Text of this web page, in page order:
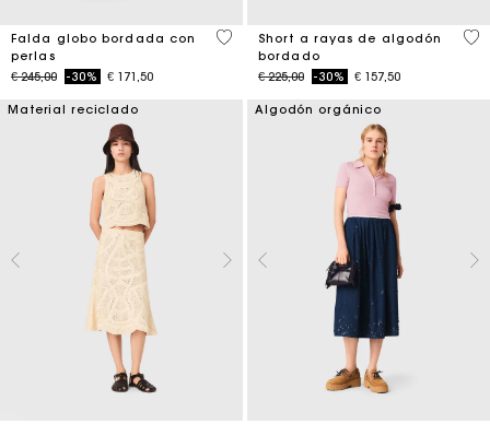
Falda globo bordada con
perlas
Price reduced from
€ 245,00to-30% € 171,50
5 out of 5 Customer Rating
Short a rayas de algodón
bordado
Price reduced from
€ 225,00to-30% € 157,50
5
Material reciclado Algodón orgánico